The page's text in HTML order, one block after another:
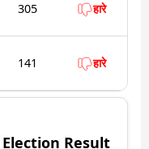
305 हारे
141 हारे
Result